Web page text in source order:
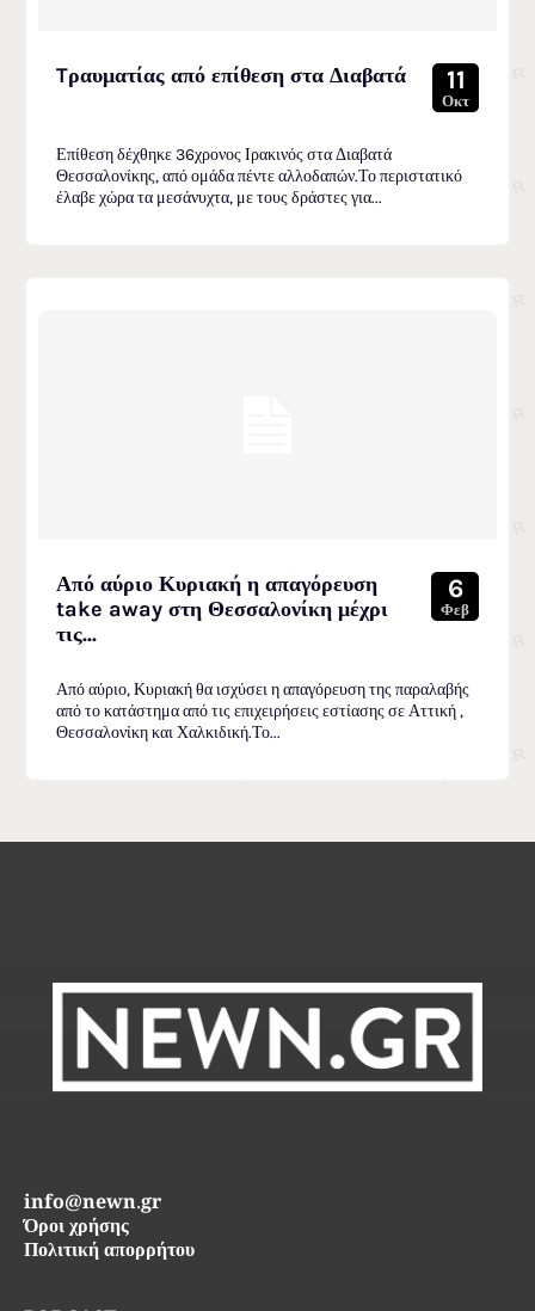
Tραυματίας από επίθεση στα Διαβατά 11
Οκτ
Επίθεση δέχθηκε 36χρονος Ιρακινός στα Διαβατά
Θεσσαλονίκης, από ομάδα πέντε αλλοδαπών.Το περιστατικό
έλαβε χώρα τα μεσάνυχτα, με τους δράστες για...
Από αύριο Κυριακή η απαγόρευση
take away στη Θεσσαλονίκη μέχρι
τις...
6
Φεβ
Από αύριο, Κυριακή θα ισχύσει η απαγόρευση της παραλαβής
από το κατάστημα από τις επιχειρήσεις εστίασης σε Αττική ,
Θεσσαλονίκη και Χαλκιδική.Το...
info@newn.gr
Όροι χρήσης
Πολιτική απορρήτου